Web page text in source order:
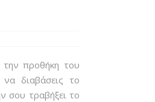
προθήκη του
να διαβάσεις το
σου τραβήξει το